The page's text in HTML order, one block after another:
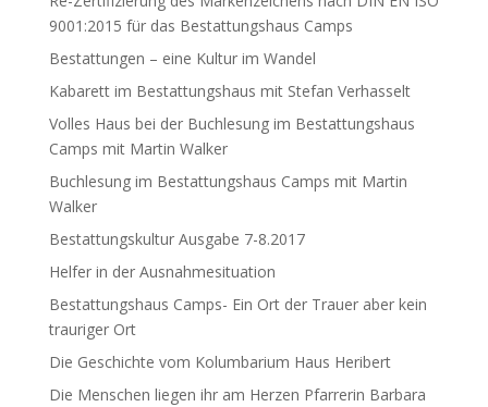
9001:2015 für das Bestattungshaus Camps
Bestattungen – eine Kultur im Wandel
Kabarett im Bestattungshaus mit Stefan Verhasselt
Volles Haus bei der Buchlesung im Bestattungshaus
Camps mit Martin Walker
Buchlesung im Bestattungshaus Camps mit Martin
Walker
Bestattungskultur Ausgabe 7-8.2017
Helfer in der Ausnahmesituation
Bestattungshaus Camps- Ein Ort der Trauer aber kein
trauriger Ort
Die Geschichte vom Kolumbarium Haus Heribert
Die Menschen liegen ihr am Herzen Pfarrerin Barbara